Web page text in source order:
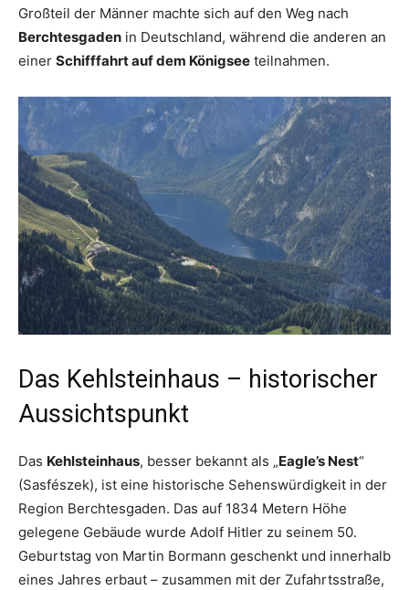
Großteil der Männer machte sich auf den Weg nach
Berchtesgaden in Deutschland, während die anderen an
einer Schifffahrt auf dem Königsee teilnahmen.
Das Kehlsteinhaus – historischer
Aussichtspunkt
Das Kehlsteinhaus, besser bekannt als „Eagle’s Nest“
(Sasfészek), ist eine historische Sehenswürdigkeit in der
Region Berchtesgaden. Das auf 1834 Metern Höhe
gelegene Gebäude wurde Adolf Hitler zu seinem 50.
Geburtstag von Martin Bormann geschenkt und innerhalb
eines Jahres erbaut – zusammen mit der Zufahrtsstraße,